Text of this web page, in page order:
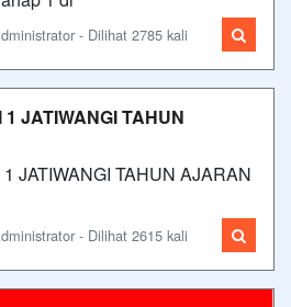
- Dilihat 2785 kali
JATIWANGI TAHUN
JATIWANGI TAHUN AJARAN
- Dilihat 2615 kali